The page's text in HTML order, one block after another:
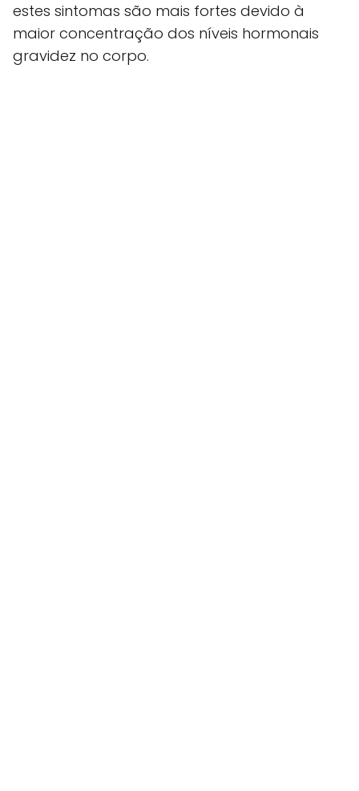
estes sintomas são mais fortes devido à
maior concentração dos níveis hormonais
gravidez no corpo.